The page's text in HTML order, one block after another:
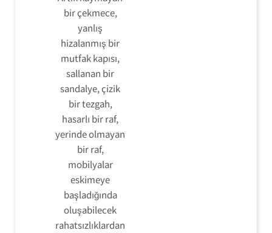
bir çekmece,
yanlış
hizalanmış bir
mutfak kapısı,
sallanan bir
sandalye, çizik
bir tezgah,
hasarlı bir raf,
yerinde olmayan
bir raf,
mobilyalar
eskimeye
başladığında
oluşabilecek
rahatsızlıklardan